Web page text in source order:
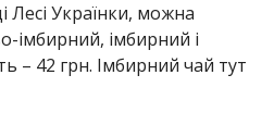
Лесі Українки, можна
імбирний, імбирний і
– 42 грн. Імбирний чай тут